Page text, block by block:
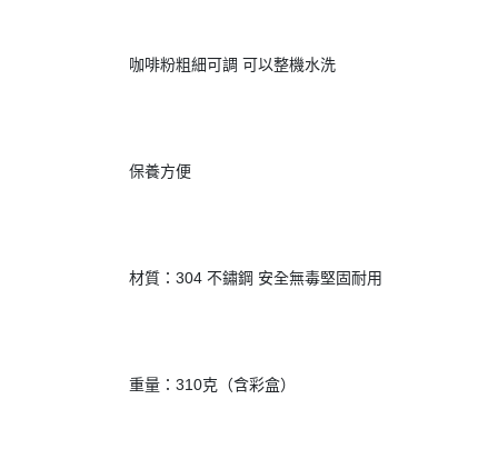
			 咖啡粉粗細可調 可以整機水洗
			 保養方便
			 材質：304 不鏽鋼 安全無毒堅固耐用
			 重量：310克（含彩盒）